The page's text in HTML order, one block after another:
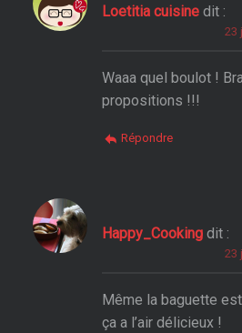
Loetitia cuisine dit :
23
Waaa quel boulot !
propositions !!!
Répondre
Happy_Cooking dit :
23
Même la baguette
ça a l’air délicieux !